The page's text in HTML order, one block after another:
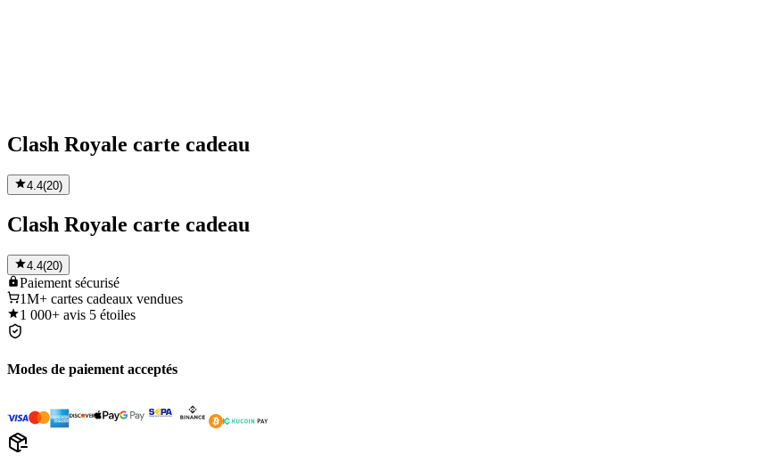
Clash Royale carte cadeau
4.4(20)
Clash Royale carte cadeau
4.4(20)
Paiement sécurisé
1M+ cartes cadeaux vendues
1 000+ avis 5 étoiles
Modes de paiement acceptés